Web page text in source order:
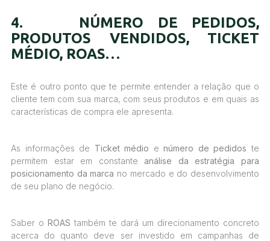
4. NÚMERO DE PEDIDOS,
PRODUTOS VENDIDOS, TICKET
MÉDIO, ROAS…
Este é outro ponto que te permite entender a relação que o
cliente tem com sua marca, com seus produtos e em quais as
características de compra ele apresenta.
As informações de Ticket médio enúmero de pedidos te
permitem estar em constante análise da estratégia para
posicionamento da marca no mercado e do desenvolvimento
de seu plano de negócio.
Saber o ROAS também te dará um direcionamento concreto
acerca do quanto deve ser investido em campanhas de